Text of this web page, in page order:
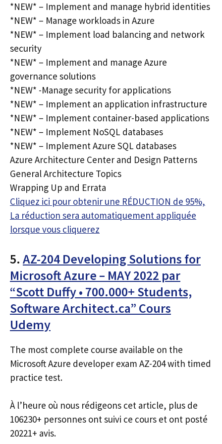
*NEW* – Implement and manage hybrid identities
*NEW* – Manage workloads in Azure
*NEW* – Implement load balancing and network
security
*NEW* – Implement and manage Azure
governance solutions
*NEW* -Manage security for applications
*NEW* – Implement an application infrastructure
*NEW* – Implement container-based applications
*NEW* – Implement NoSQL databases
*NEW* – Implement Azure SQL databases
Azure Architecture Center and Design Patterns
General Architecture Topics
Wrapping Up and Errata
Cliquez ici pour obtenir une RÉDUCTION de 95%,
La réduction sera automatiquement appliquée
lorsque vous cliquerez
5. AZ-204 Developing Solutions for
Microsoft Azure – MAY 2022 par
“Scott Duffy • 700.000+ Students,
Software Architect.ca” Cours
Udemy
The most complete course available on the
Microsoft Azure developer exam AZ-204 with timed
practice test.
À l’heure où nous rédigeons cet article, plus de
106230+ personnes ont suivi ce cours et ont posté
20221+ avis.